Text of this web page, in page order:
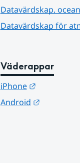
Datavärdskap,
Datavärdskap för
Väderappar
iPhone
Länk till
Android
Länk till